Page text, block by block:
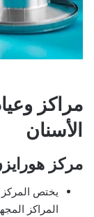
مراكز
الأسنان
مركز
يختص
المراكز